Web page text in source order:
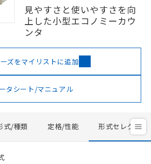
見やすさと使いやすさを向
上した小型エコノミーカウ
ンタ
ズをマイリストに追加
タシート/マニュアル
式/種類 定格/性能 形式セレクタ